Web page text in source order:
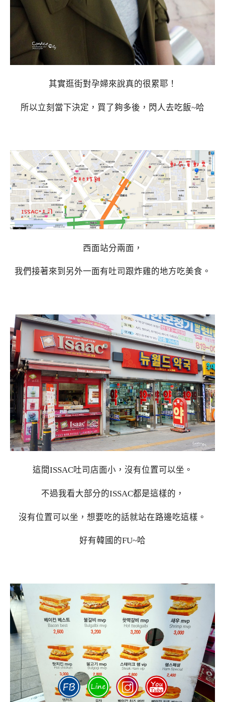
其實逛街對孕婦來說真的很累耶！
所以立刻當下決定，買了夠多後，閃人去吃飯~哈
西面站分兩面，
我們接著來到另外一面有吐司跟炸雞的地方吃美食。
這間ISSAC吐司店面小，沒有位置可以坐。
不過我看大部分的ISSAC都是這樣的，
沒有位置可以坐，想要吃的話就站在路邊吃這樣。
好有韓國的FU~哈